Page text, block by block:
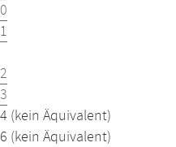
(kein Äquivalent)
(kein Äquivalent)